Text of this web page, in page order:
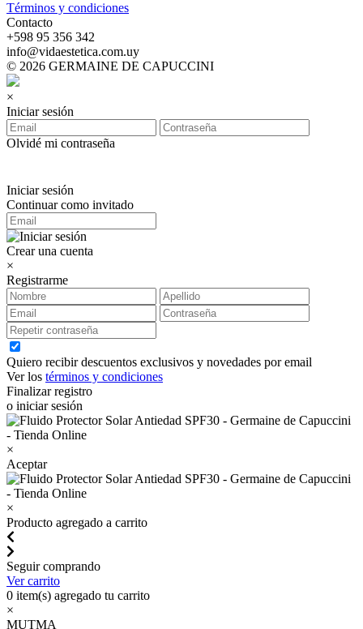
Términos y condiciones
Contacto
‪+598 95 356 342‬
info@vidaestetica.com.uy
© 2026 GERMAINE DE CAPUCCINI
×
Iniciar sesión
Olvidé mi contraseña
Iniciar sesión
Continuar como invitado
Crear una cuenta
×
Registrarme
Quiero recibir descuentos exclusivos y novedades por email
Ver los términos y condiciones
Finalizar registro
o iniciar sesión
×
Aceptar
×
Producto agregado a carrito
Seguir comprando
Ver carrito
0 item(s) agregado tu carrito
×
MUTMA